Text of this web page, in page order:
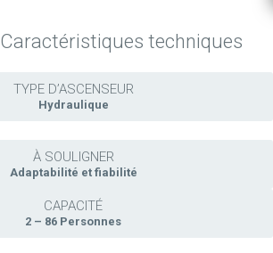
Caractéristiques techniques
TYPE D’ASCENSEUR
Hydraulique
À SOULIGNER
Adaptabilité et fiabilité
CAPACITÉ
2 – 86 Personnes